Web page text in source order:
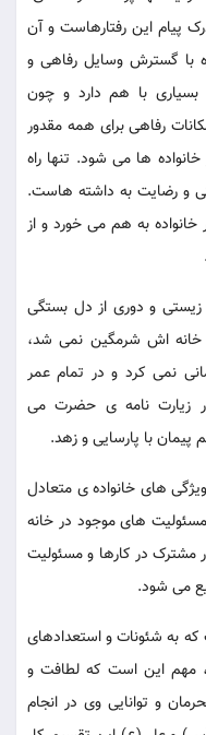
پیام این رفتارهاست و آن
با گسترش وسایل رفاهی و
بسیاری با هم دارد و چون
رفاهی برای همه مقدور
ها می شود. تنها راه
و رضایت به داشته هاست.
به هم می خورد و از
و دوری از دل بستگی
خانه اش شرمگین نمی شد،
نمی کرد و در تمام عمر
زیارت نامه ی حضرت می
های خانواده ی متعادل
های موجود در خانه
مشترک در کارها و مسئولیت
می شود.
به شئونات و استعدادهای
مهم این است که لطافت و
و توانایی وی در انجام